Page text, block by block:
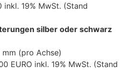
inkl. 19% MwSt. (Stand
silber oder schwarz
(pro Achse)
EURO inkl. 19% MwSt. (Stand